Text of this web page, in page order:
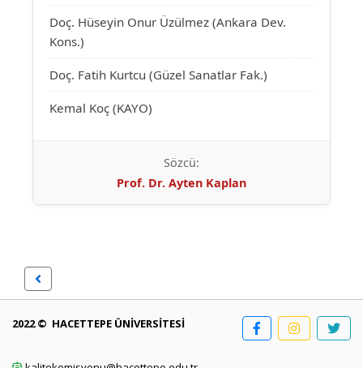
Doç. Hüseyin Onur Üzülmez (Ankara Dev.
Kons.)
Doç. Fatih Kurtcu (Güzel Sanatlar Fak.)
Kemal Koç (KAYO)
Sözcü:
Prof. Dr. Ayten Kaplan
2022 © HACETTEPE ÜNİVERSİTESİ